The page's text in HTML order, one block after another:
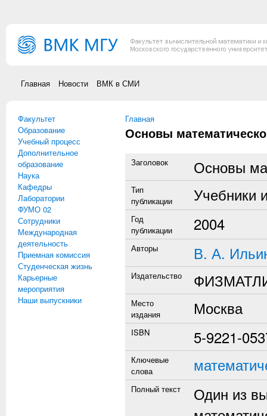
Главная Новости ВМК в СМИ
Факультет
Образование
Учебный процесс
Дополнительное
образование
Наука
Кафедры
Лаборатории
ФУМО 02
Сотрудники
Международная
деятельность
Приемная комиссия
Студенческая жизнь
Карьерные
мероприятия
Наши выпускники
Вы здесь
Главная
Основы
Заголовок Основы
Тип
публикации
Учебники
Год
публикации
2004
Авторы В. А.
Издательство
Место
издания
Москва
ISBN 5-9221-
Ключевые
слова
Полный текст
Один из